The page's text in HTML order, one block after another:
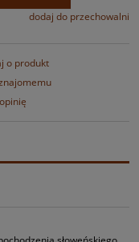
dodaj do przechowalni
o produkt